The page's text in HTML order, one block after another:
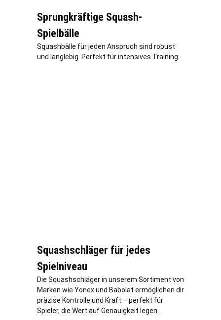
Sprungkräftige Squash-
Spielbälle
Squashbälle für jeden Anspruch sind robust
und langlebig. Perfekt für intensives Training.
Squashschläger für jedes
Spielniveau
Die Squashschläger in unserem Sortiment von
Marken wie Yonex und Babolat ermöglichen dir
präzise Kontrolle und Kraft – perfekt für
Spieler, die Wert auf Genauigkeit legen.